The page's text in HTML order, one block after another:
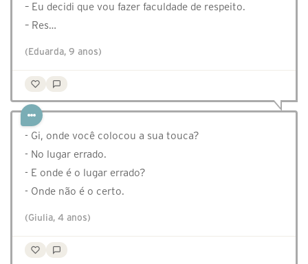
– Eu decidi que vou fazer faculdade de respeito.
– Res…
(Eduarda, 9 anos)
- Gi, onde você colocou a sua touca?
- No lugar errado.
- E onde é o lugar errado?
- Onde não é o certo.
(Giulia, 4 anos)